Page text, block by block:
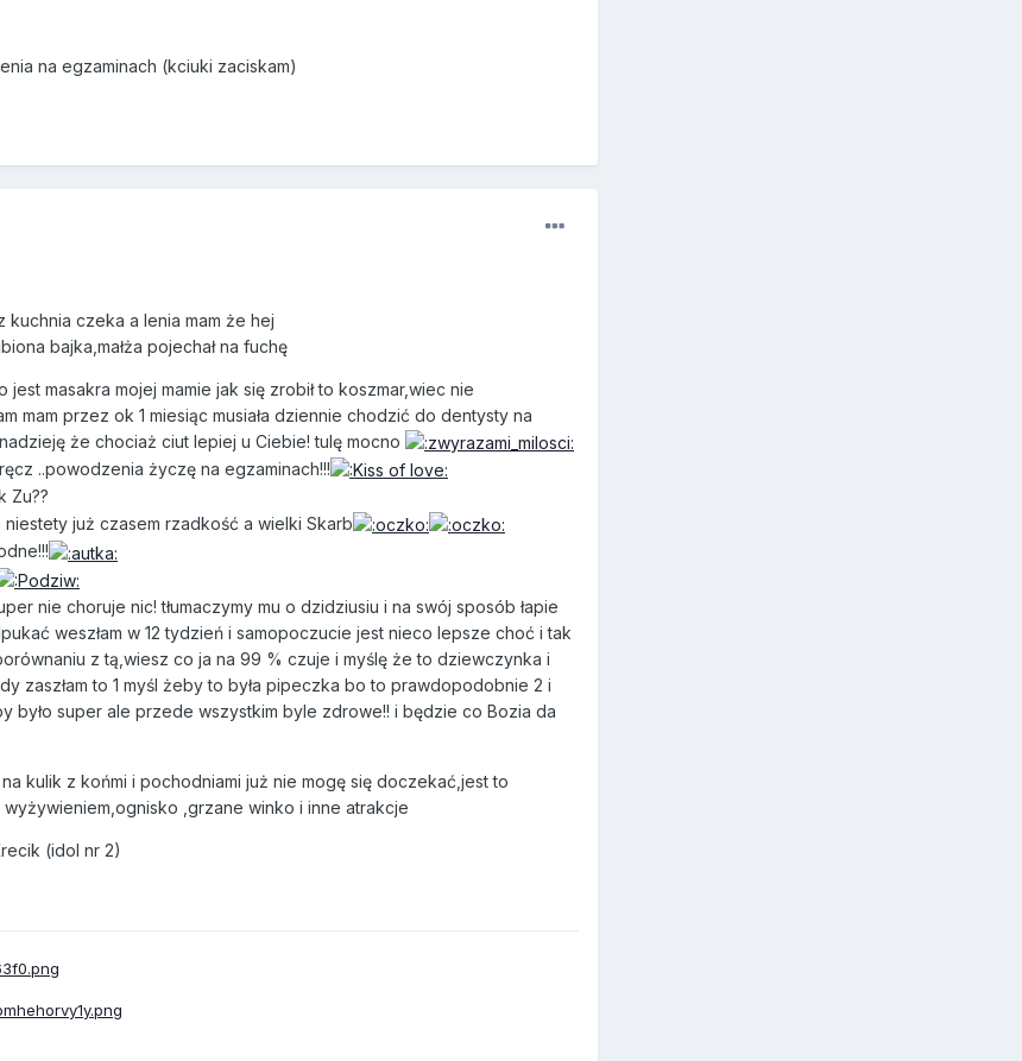
na egzaminach (kciuki zaciskam)
czeka a lenia mam że hej
bajka,małża pojechał na fuchę
masakra mojej mamie jak się zrobił to koszmar,wiec nie
mam przez ok 1 miesiąc musiała dziennie chodzić do dentysty na
że chociaż ciut lepiej u Ciebie! tulę mocno
..powodzenia życzę na egzaminach!!!
Zu??
już czasem rzadkość a wielki Skarb
nie choruje nic! tłumaczymy mu o dzidziusiu i na swój sposób łapie
weszłam w 12 tydzień i samopoczucie jest nieco lepsze choć i tak
z tą,wiesz co ja na 99 % czuje i myślę że to dziewczynka i
zaszłam to 1 myśl żeby to była pipeczka bo to prawdopodobnie 2 i
było super ale przede wszystkim byle zdrowe!! i będzie co Bozia da
kulik z końmi i pochodniami już nie mogę się doczekać,jest to
,grzane winko i inne atrakcje
(idol nr 2)